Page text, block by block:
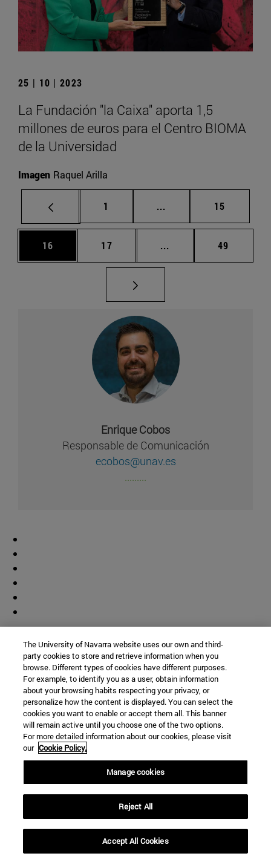
25 | 10 | 2023
La Fundación "la Caixa" aporta 1,5
millones de euros para el Centro BIOMA
de la Universidad
Imagen Raquel Arilla
Página
1 ... Páginas intermedias
Página
15
Página
16 Página
17 ... Páginas intermedias
Página
49
Enrique Cobos
Responsable de Comunicación
ecobos@unav.es
.........
© Universidad de Navarra
Información legal
Accesibilidad
Configuración de cookies
Localizador de campus
The University of Navarra website uses our own and third-
party cookies to store and retrieve information when you
browse. Different types of cookies have different purposes.
For example, to identify you as a user, obtain information
about your browsing habits respecting your privacy, or
personalize how the content is displayed. You can select the
cookies you want to enable or accept them all. This banner
will remain active until you choose one of the two options.
For more detailed information about our cookies, please visit
our Cookie Policy.
Manage cookies
Reject All
Accept All Cookies